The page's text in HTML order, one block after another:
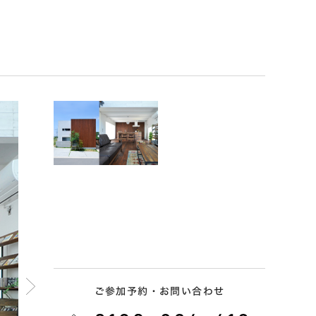
ご参加予約・お問い合わせ